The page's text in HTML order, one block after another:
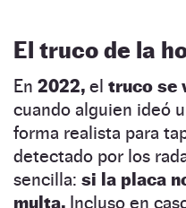
El truco de la
En 2022, el truco se
cuando alguien ideó
forma realista para
detectado por los
sencilla: si la placa
multa. Incluso en